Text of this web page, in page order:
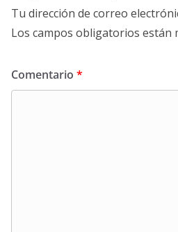
Tu dirección de correo
Los campos obligatorios están
Comentario *